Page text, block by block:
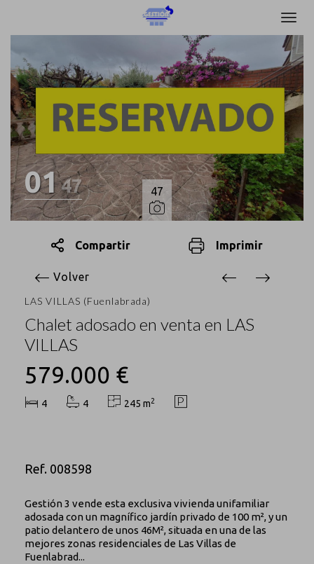
0147 47
Compartir Imprimir
Volver
LAS VILLAS (Fuenlabrada)
Chalet adosado en venta en LAS
VILLAS
579.000 €
4 4 245 m2
Ref. 008598
Gestión 3 vende esta exclusiva vivienda unifamiliar
adosada con un magnífico jardín privado de 100 m², y un
patio delantero de unos 46M², situada en una de las
mejores zonas residenciales de Las Villas de
Fuenlabrad...